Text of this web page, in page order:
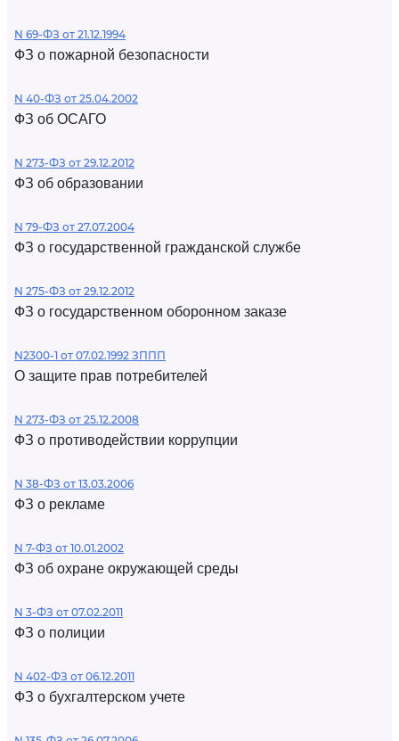
N 69-ФЗ от 21.12.1994
ФЗ о пожарной безопасности
N 40-ФЗ от 25.04.2002
ФЗ об ОСАГО
N 273-ФЗ от 29.12.2012
ФЗ об образовании
N 79-ФЗ от 27.07.2004
ФЗ о государственной гражданской службе
N 275-ФЗ от 29.12.2012
ФЗ о государственном оборонном заказе
N2300-1 от 07.02.1992 ЗППП
О защите прав потребителей
N 273-ФЗ от 25.12.2008
ФЗ о противодействии коррупции
N 38-ФЗ от 13.03.2006
ФЗ о рекламе
N 7-ФЗ от 10.01.2002
ФЗ об охране окружающей среды
N 3-ФЗ от 07.02.2011
ФЗ о полиции
N 402-ФЗ от 06.12.2011
ФЗ о бухгалтерском учете